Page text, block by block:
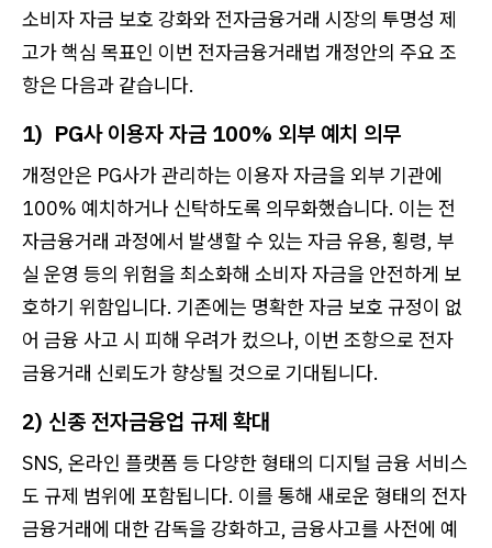
소비자 자금 보호 강화와 전자금융거래 시장의 투명성 제
고가 핵심 목표인 이번 전자금융거래법 개정안의 주요 조
항은 다음과 같습니다.
1) PG사 이용자 자금 100% 외부 예치 의무
개정안은 PG사가 관리하는 이용자 자금을 외부 기관에
100% 예치하거나 신탁하도록 의무화했습니다. 이는 전
자금융거래 과정에서 발생할 수 있는 자금 유용, 횡령, 부
실 운영 등의 위험을 최소화해 소비자 자금을 안전하게 보
호하기 위함입니다. 기존에는 명확한 자금 보호 규정이 없
어 금융 사고 시 피해 우려가 컸으나, 이번 조항으로 전자
금융거래 신뢰도가 향상될 것으로 기대됩니다.
2) 신종 전자금융업 규제 확대
SNS, 온라인 플랫폼 등 다양한 형태의 디지털 금융 서비스
도 규제 범위에 포함됩니다. 이를 통해 새로운 형태의 전자
금융거래에 대한 감독을 강화하고, 금융사고를 사전에 예